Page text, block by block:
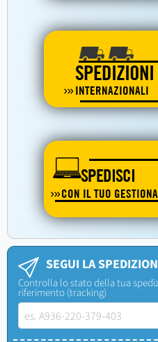
SPEDIZIONI
INTERNAZIONALI
SPEDISCI
CON IL TUO
SEGUI LA
Controlla lo stato della tua
riferimento (tracking)